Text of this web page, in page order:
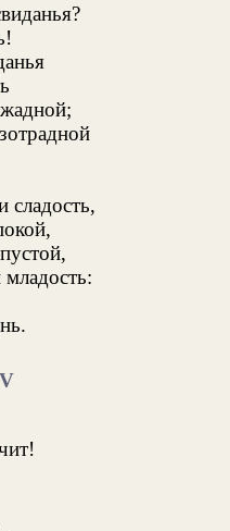
сладость,